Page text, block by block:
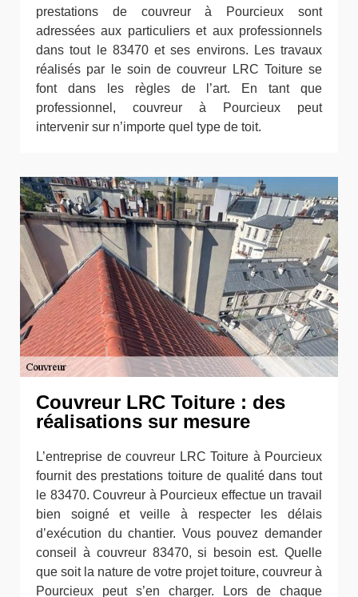
prestations de couvreur à Pourcieux sont
adressées aux particuliers et aux professionnels
dans tout le 83470 et ses environs. Les travaux
réalisés par le soin de couvreur LRC Toiture se
font dans les règles de l’art. En tant que
professionnel, couvreur à Pourcieux peut
intervenir sur n’importe quel type de toit.
Couvreur LRC Toiture : des
réalisations sur mesure
L’entreprise de couvreur LRC Toiture à Pourcieux
fournit des prestations toiture de qualité dans tout
le 83470. Couvreur à Pourcieux effectue un travail
bien soigné et veille à respecter les délais
d’exécution du chantier. Vous pouvez demander
conseil à couvreur 83470, si besoin est. Quelle
que soit la nature de votre projet toiture, couvreur à
Pourcieux peut s’en charger. Lors de chaque